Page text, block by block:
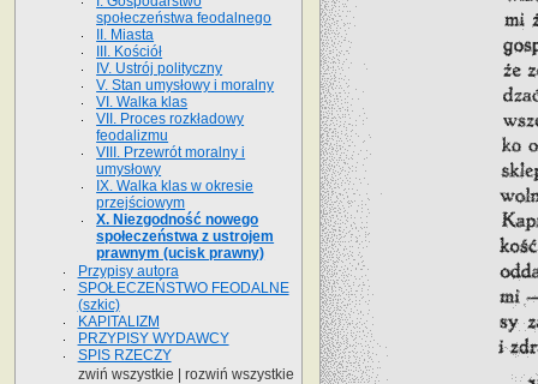
społeczeństwa feodalnego
II. Miasta
III. Kościół
IV. Ustrój polityczny
V. Stan umysłowy i moralny
VI. Walka klas
VII. Proces rozkładowy
feodalizmu
VIII. Przewrót moralny i
umysłowy
IX. Walka klas w okresie
przejściowym
X. Niezgodność nowego
społeczeństwa z ustrojem
prawnym (ucisk prawny)
Przypisy autora
SPOŁECZEŃSTWO FEODALNE
(szkic)
KAPITALIZM
PRZYPISY WYDAWCY
SPIS RZECZY
zwiń wszystkie | rozwiń wszystkie